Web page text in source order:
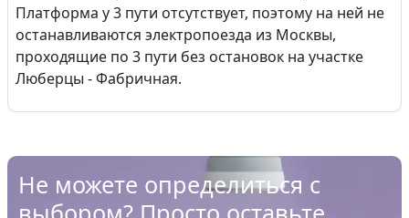
Платформа у 3 пути отсутствует, поэтому на ней не
останавливаются электропоезда из Москвы,
проходящие по 3 пути без остановок на участке
Люберцы - Фабричная.
Не можете определиться с